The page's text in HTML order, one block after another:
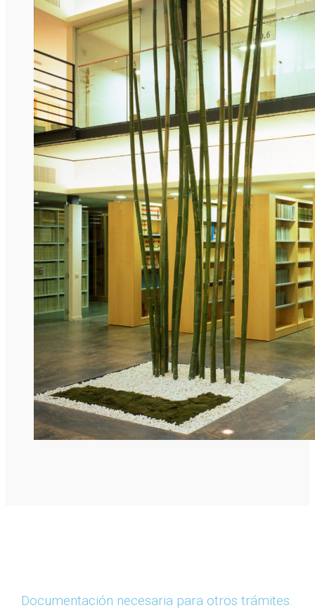
Documentación necesaria para otros trámites: